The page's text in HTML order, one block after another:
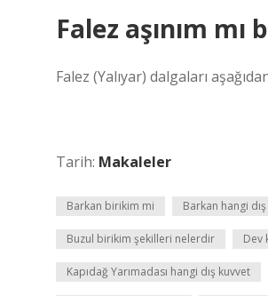
Falez aşınım
Falez (Yalıyar) dalgaları
Tarih: Makaleler
Barkan birikim mi Barkan hangi
Buzul birikim şekilleri nelerdir Dev
Kapıdağ Yarımadası hangi dış kuvvet